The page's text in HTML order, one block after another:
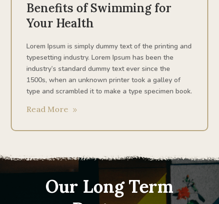
Benefits of Swimming for
Your Health
Lorem Ipsum is simply dummy text of the printing and
typesetting industry. Lorem Ipsum has been the
industry’s standard dummy text ever since the
1500s, when an unknown printer took a galley of
type and scrambled it to make a type specimen book.
Read More
Our Long Term